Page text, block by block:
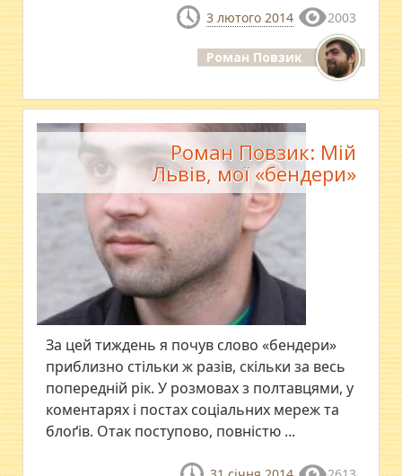
3 лютого 2014 2003
Роман Повзик
Роман Повзик: Мій
Львів, мої «бендери»
За цей тиждень я почув слово «бендери»
приблизно стільки ж разів, скільки за весь
попередній рік. У розмовах з полтавцями, у
коментарях і постах соціальних мереж та
блоґів. Отак поступово, повністю ...